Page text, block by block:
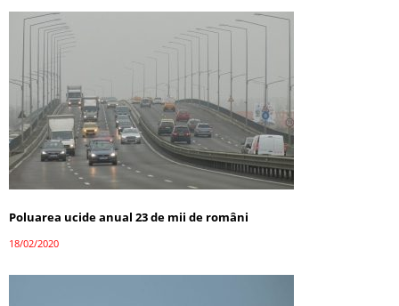
Poluarea ucide anual 23 de mii de români
18/02/2020